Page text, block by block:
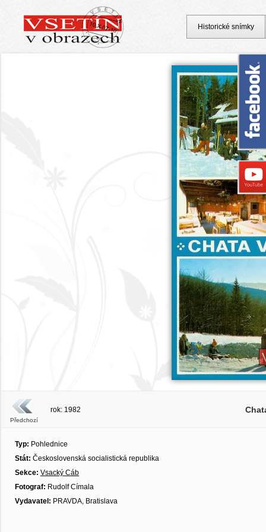
Předchozí
rok: 1982
Typ: Pohlednice
Stát: Československá socialistická republika
Sekce: Vsacký Cáb
Fotograf: Rudolf Címala
Vydavatel: PRAVDA, Bratislava
Historické snímky